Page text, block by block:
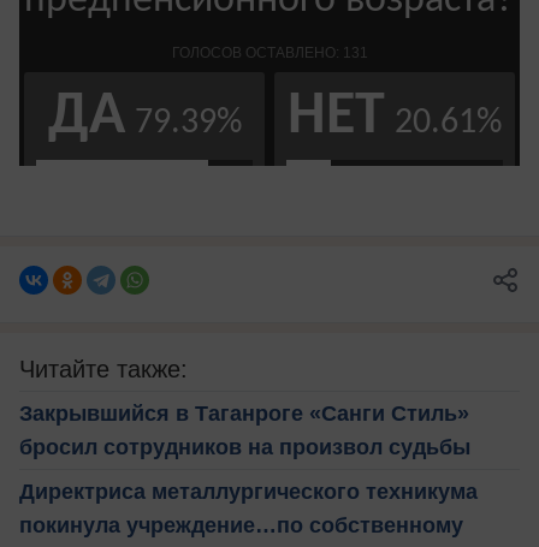
Читайте также:
Закрывшийся в Таганроге «Санги Стиль»
бросил сотрудников на произвол судьбы
Директриса металлургического техникума
покинула учреждение…по собственному